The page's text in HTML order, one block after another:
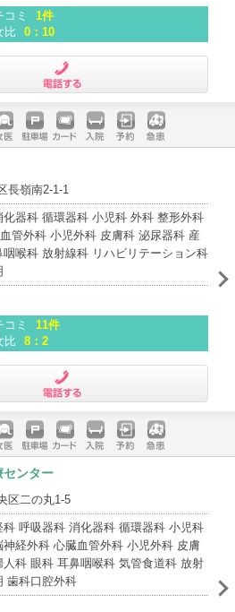
コミ
1件
比 0：10
医 駐車場
クレジッ
入院 予約 急患
長嶺南2-1-1
化器科 循環器科 小児科 外科 整形外科
管外科 小児外科 皮膚科 泌尿器科 産
喉科 放射線科 リハビリテーション科
コミ
11件
比 8：2
医 駐車場
クレジッ
入院 予約 急患
ンター
区二の丸1-5
科 呼吸器科 消化器科 循環器科 小児科
経外科 心臓血管外科 小児外科 皮膚
科 眼科 耳鼻咽喉科 気管食道科 放射
歯科口腔外科